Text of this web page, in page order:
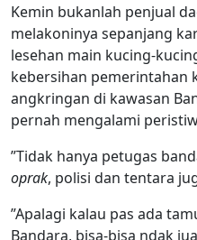
Kemin bukanlah penjual
melakoninya sepanjang
lesehan main kucing-
kebersihan pemerintahan
angkringan di kawasan
pernah mengalami
”Tidak hanya petugas
oprak, polisi dan tentara
”Apalagi kalau pas ada
Bandara, bisa-bisa ndak